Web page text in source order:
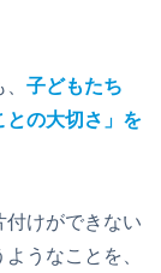
子どもたち
との大切さ」を
けができない
うなことを、